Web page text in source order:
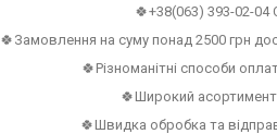
🍀+38(063) 393-02-04
🍀Замовлення на суму понад 2500 грн
🍀Різноманітні способи
🍀Широкий асортимент
🍀Швидка обробка та